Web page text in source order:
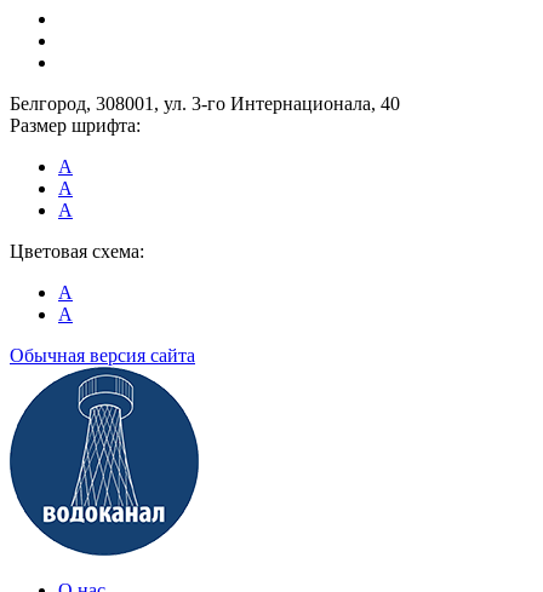
Белгород, 308001, ул. 3-го Интернационала, 40
Размер шрифта:
A
A
A
Цветовая схема:
A
A
Обычная версия сайта